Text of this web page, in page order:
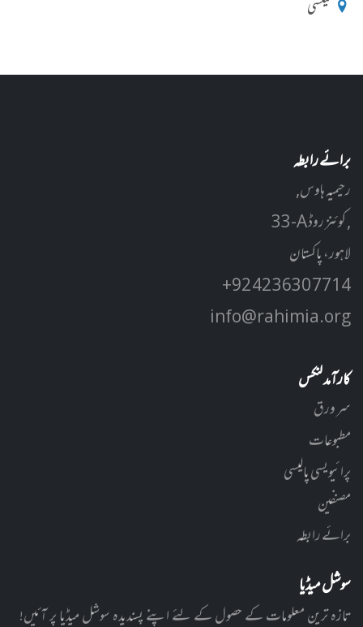
میلسی
برائے رابطہ
رحیمیہ ہاوس,
33-A کوئنز روڈ ,
لاہور، پاکستان
+92 42 3630 7714
info@rahimia.org
کارآمد لنکس
سر ورق
مطبوعات
پرائیویسی پالیسی
مصنفین
برائے رابطہ
سوشل میڈیا
تازہ ترین معلومات کے حصول کے لئے اپنے پسندیدہ سوشل میڈیا پر آئیں!